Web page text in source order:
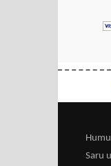
Saru